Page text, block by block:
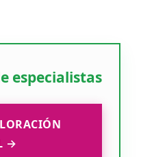
especialistas
→